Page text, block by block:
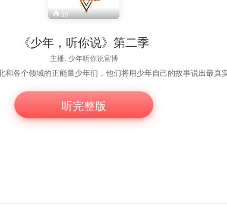
35
《少年，听你说》第二季
主播: 少年听你说官博
听完整版